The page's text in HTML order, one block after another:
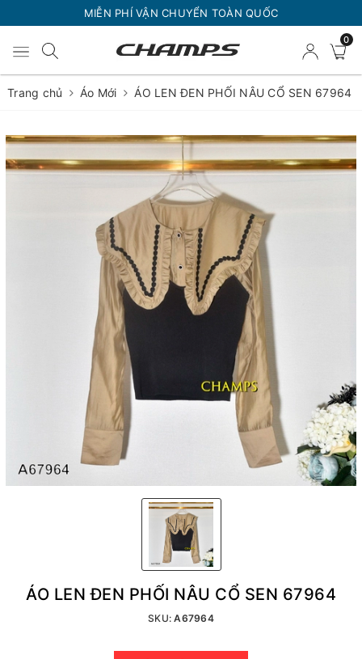
MIỄN PHÍ VẬN CHUYỂN TOÀN QUỐC
0
Trang chủ Áo Mới ÁO LEN ĐEN PHỐI NÂU CỔ SEN 67964
ÁO LEN ĐEN PHỐI NÂU CỔ SEN 67964
SKU:A67964